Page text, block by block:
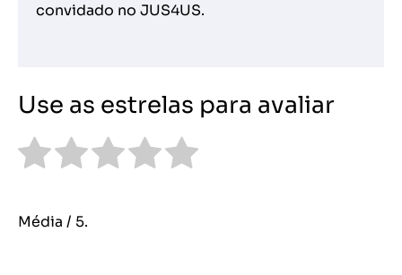
convidado no JUS4US.
Use as estrelas para avaliar
Média / 5.